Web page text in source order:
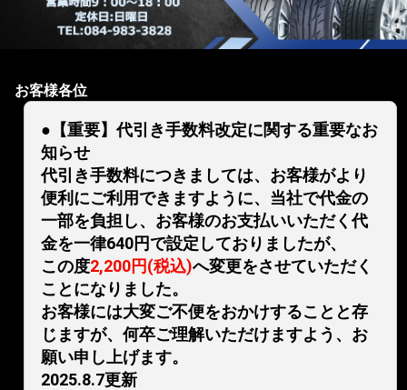
お客様各位
●【重要】代引き手数料改定に関する重要なお
知らせ
代引き手数料につきましては、お客様がより
便利にご利用できますように、当社で代金の
一部を負担し、お客様のお支払いいただく代
金を一律640円で設定しておりましたが、
この度2,200円(税込)へ変更をさせていただく
ことになりました。
お客様には大変ご不便をおかけすることと存
じますが、何卒ご理解いただけますよう、お
願い申し上げます。
2025.8.7更新